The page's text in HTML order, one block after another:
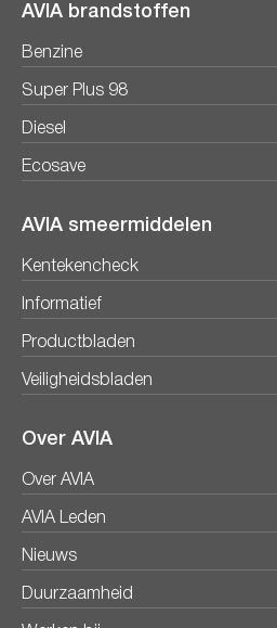
AVIA brandstoffen
Benzine
Super Plus 98
Diesel
Ecosave
AVIA smeermiddelen
Kentekencheck
Informatief
Productbladen
Veiligheidsbladen
Over AVIA
Over AVIA
AVIA Leden
Nieuws
Duurzaamheid